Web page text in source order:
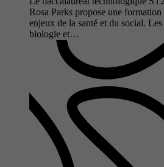
Rosa Parks propose une
enjeux de la santé et du social.
biologie et…